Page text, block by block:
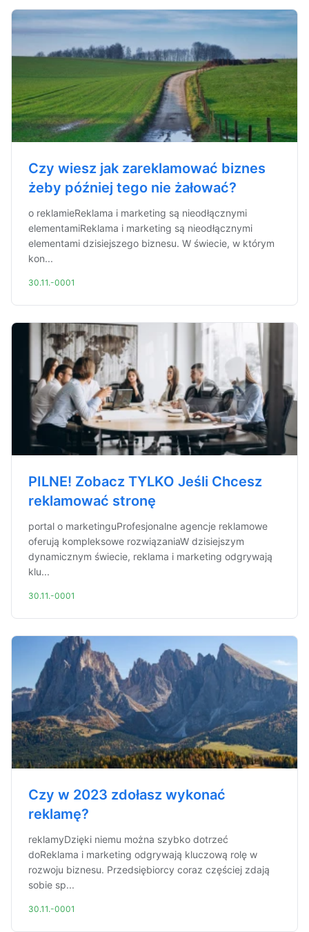
Czy wiesz jak zareklamować biznes
żeby później tego nie żałować?
o reklamieReklama i marketing są nieodłącznymi
elementamiReklama i marketing są nieodłącznymi
elementami dzisiejszego biznesu. W świecie, w którym
kon...
30.11.-0001
PILNE! Zobacz TYLKO Jeśli Chcesz
reklamować stronę
portal o marketinguProfesjonalne agencje reklamowe
oferują kompleksowe rozwiązaniaW dzisiejszym
dynamicznym świecie, reklama i marketing odgrywają
klu...
30.11.-0001
Czy w 2023 zdołasz wykonać
reklamę?
reklamyDzięki niemu można szybko dotrzeć
doReklama i marketing odgrywają kluczową rolę w
rozwoju biznesu. Przedsiębiorcy coraz częściej zdają
sobie sp...
30.11.-0001